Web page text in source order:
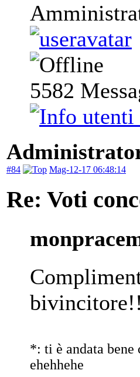
5582
#84 Mag-12-17 06:48:14
Re: Voti
*: ti è andata
ehehhehe